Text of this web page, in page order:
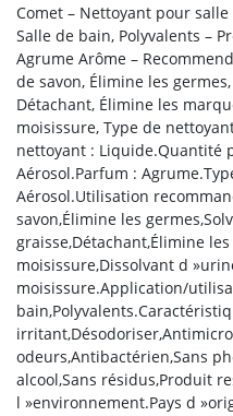
Comet – Nettoyant pour
Salle de bain, Polyvalents –
Agrume Arôme –
de savon, Élimine les
Détachant, Élimine les
moisissure, Type de
nettoyant : Liquide.Quantité
Aérosol.Parfum :
Aérosol.Utilisation
savon,Élimine les
graisse,Détachant,Élimine
moisissure,Dissolvant d
moisissure.Application/
odeurs,Antibactérien,Sans
alcool,Sans résidus,Produit
l »environnement.Pays d